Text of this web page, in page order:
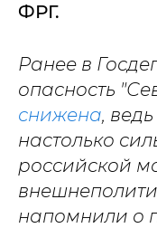
ФРГ.
Ранее в
опасность
снижена,
настолько
российской
напомнили о